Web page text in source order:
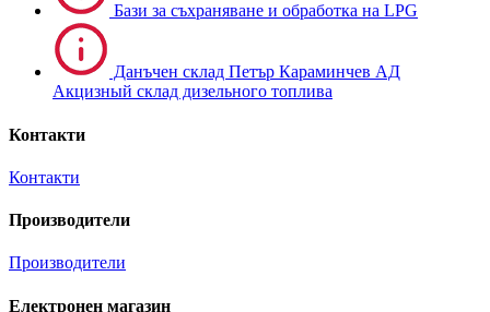
Бази за съхраняване и обработка на LPG
Данъчен склад Петър Караминчев АД
Акцизный склад дизельного топлива
Контакти
Контакти
Производители
Производители
Електронен магазин